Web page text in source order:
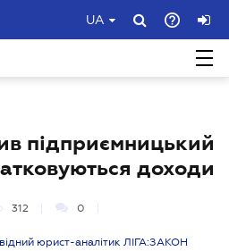
UA
підприємницький
доходи
312 0
юрист-аналітик ЛІГА:ЗАКОН